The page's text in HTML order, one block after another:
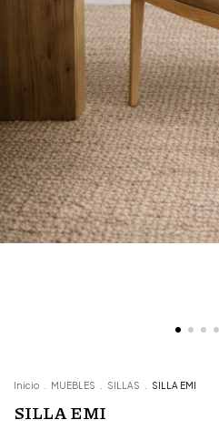
Inicio . MUEBLES . SILLAS . SILLA EMI
SILLA EMI